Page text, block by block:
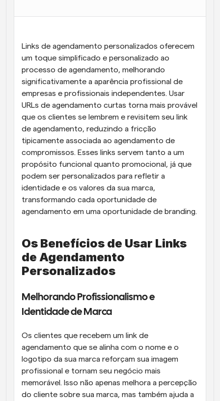
Agendamento potenciado com chamadas
impulsionadas por IA
Fluxos de trabalho
Blogue
Mantenha-se atualizado com as últimas notícias e
atualizações
Reuniões Instantâneas
Reunião com clientes em minutos
Links de Grupo Dinâmico
Agende reuniões de forma fluida com várias pessoas
Webhooks
Receba notificações quando algo acontecer
Links de agendamento personalizados oferecem
um toque simplificado e personalizado ao
processo de agendamento, melhorando
significativamente a aparência profissional de
empresas e profissionais independentes. Usar
URLs de agendamento curtas torna mais provável
que os clientes se lembrem e revisitem seu link
de agendamento, reduzindo a fricção
tipicamente associada ao agendamento de
compromissos. Esses links servem tanto a um
propósito funcional quanto promocional, já que
podem ser personalizados para refletir a
identidade e os valores da sua marca,
transformando cada oportunidade de
agendamento em uma oportunidade de branding.
Os Benefícios de Usar Links
de Agendamento
Personalizados
Melhorando Profissionalismo e
Identidade de Marca
Os clientes que recebem um link de
agendamento que se alinha com o nome e o
logotipo da sua marca reforçam sua imagem
profissional e tornam seu negócio mais
memorável. Isso não apenas melhora a percepção
do cliente sobre sua marca, mas também ajuda a